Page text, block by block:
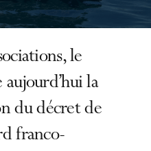
le
la
du décret de
franco-